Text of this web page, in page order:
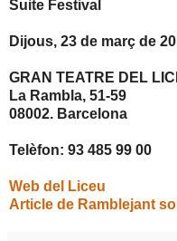
Suite Festival
Dijous, 23 de març de
GRAN TEATRE DEL
La Rambla, 51-59
08002. Barcelona
Telèfon: 93 485 99 00
Web del Liceu
Article de Ramblejant